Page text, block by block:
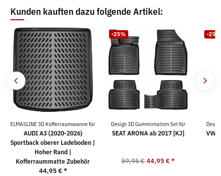
Kunden kauften dazu folgende Artikel:
ELMASLINE 3D Kofferraumwanne für
AUDI A3 (2020-2026)
Sportback oberer Ladeboden |
Hoher Rand |
Kofferraummatte Zubehör
44,95 €*
-25%
Design 3D Gummimatten Set für
SEAT ARONA ab 2017 [KJ]
59,95 € 44,95 €*
-25%
VW